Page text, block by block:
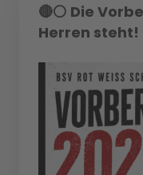
🔴⚪ Die
Herren steht!